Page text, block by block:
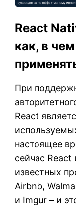
React
как, в
При
React
настоящее
сейчас React
известных
Airbnb,
и Imgur – и